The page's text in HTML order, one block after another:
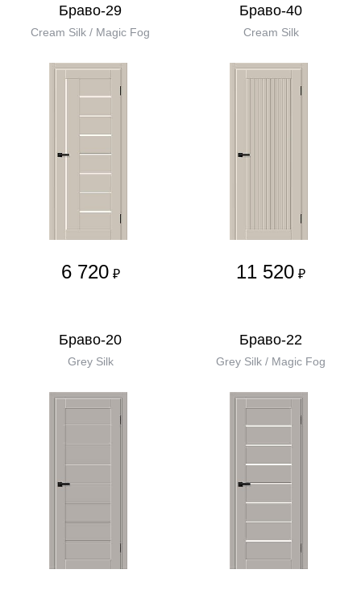
Браво-29
Cream Silk / Magic Fog
6 720 ₽
Браво-40
Cream Silk
11 520 ₽
Браво-20
Grey Silk
Браво-22
Grey Silk / Magic Fog